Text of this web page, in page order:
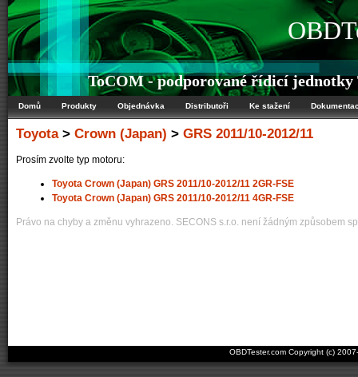
ToCOM - podporované řídicí jednotky
Domů Produkty Objednávka Distributoři Ke stažení
Toyota> Crown (Japan) > GRS 2011/10-2012/11
Prosím zvolte typ motoru:
Toyota Crown (Japan) GRS 2011/10-2012/11 2GR-FSE
Toyota Crown (Japan) GRS 2011/10-2012/11 4GR-FSE
Právo na chyby a změnu vyhrazeno. SECONS s.r.o. není žádným způsobem
OBDTester.com Copyright (c)